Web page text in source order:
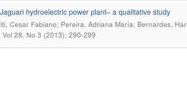
hydroelectric power plant– a qualitative study
Cesar Fabiano; Pereira, Adriana María; Bernardes,
28, No 3 (2013); 290-299